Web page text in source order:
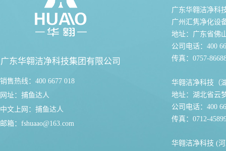
广东华翱洁净科技集团有限公司
销售热线：400 6677 018
网址： 捕鱼达人
中文上网： 捕鱼达人
邮箱： fshuaao@163.com
广东华翱洁净科
广州汇隽净化设
地址：广东省佛
公司电话：400
传真：0757-
华翱洁净科技（
地址：湖北省云
公司电话：400
传真：0712-
华翱洁净科技 (